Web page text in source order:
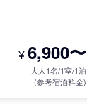
¥6,900〜
大人1名/1室/1泊
(参考宿泊料金)